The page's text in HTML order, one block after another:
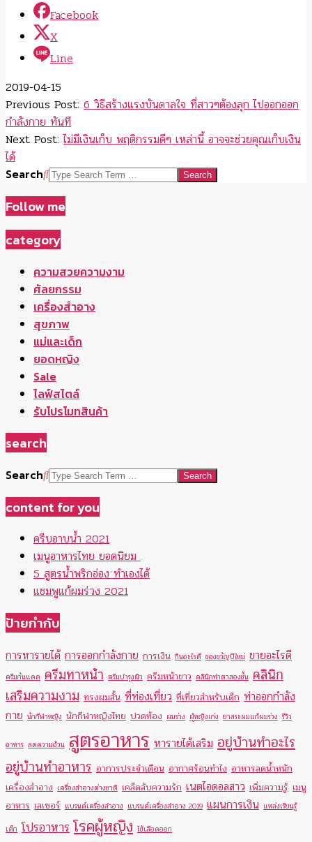
Facebook
X
Line
2019-04-15
Previous Post: 6 วิธีสร้างแรงบันดาลใจ ที่สาวๆต้องลุก ไปออกออก
กำลังกาย ทันที
Next Post:ไม่มีเงินเก็บ พฤติกรรมดีๆ เหล่านี้ อาจจะช่วยคุณเก็บเงิน
ได้
Search
Follow me
category
ความสวยความงาม
ศัลยกรรม
เครื่องสำอาง
สุขภาพ
แม่และเด็ก
ยอดหญิง
Sale
ไลฟ์สไตล์
รับโปรโมทสินค้า
search
Search
content for you
ครีบอาบน้ำ 2021
เมนูอาหารไทย ยอดนิยม
5 สูตรน้ำพริกอ่อง ทำเองได้
แชมพูแก้ผมร่วง 2021
ป้ายกำกับ
การหารายได้ การออกกำลังกาย การเงิน กินอะไรดี ของขวัญปีใหม่ ขายอะไรดี
ครีมกันแดด ครีมทาหน้า ครีมบำรุงผิว ครีมหน้าขาว คลินิกทำตาสองชั้น คลินิก
เสริมความงาม ทรงผมสั้น ที่ท่องเที่ยว ที่เที่ยวสำหรับเด็ก ท่าออกกำลัง
กาย นักกีฬาหญิง นักกีฬาหญิงไทย ปวดท้อง ผมร่วง ผู้หญิงเก่ง ยาสระผมแก้ผมร่วง รีวิว
อาหาร ลดความอ้วน สูตรอาหาร หารายได้เสริม อยู่บ้านทำอะไร
อยู่บ้านทำอาหาร อาการประจำเดือน อากาศร้อนทำไง อาหารลดน้ำหนัก
เครื่องสำอาง เครื่องสำอางต่างชาติ เคล็ดลับความรัก เนตไอดอลสาว เพิ่มความรู้ เมนู
อาหาร เลเซอร์ แบรนด์เครื่องสำอาง แบรนด์เครื่องสำอาง 2019 แผนการเงิน แหล่งเรียนรู้
เด็ก โปรอาหาร โรคผู้หญิง ไข้เลือดออก